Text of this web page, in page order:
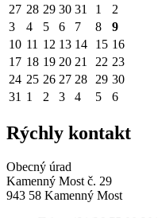
27 28 29 30 31 1
2
3
4 5 6 7 8
9
10 11 12 13 14 15 16
17 18 19 20 21 22 23
24 25 26 27 28 29 30
31 1 2 3 4 5 6
Rýchly kontakt
Obecný úrad
Kamenný Most č. 29
943 58 Kamenný Most